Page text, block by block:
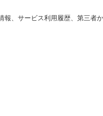
、サービス利用履歴、第三者